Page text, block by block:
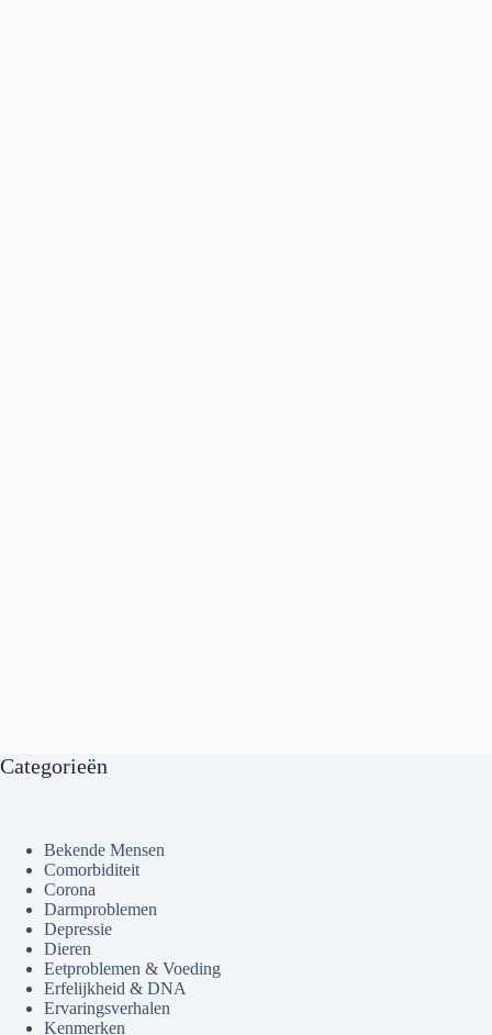
Categorieën
Bekende Mensen
Comorbiditeit
Corona
Darmproblemen
Depressie
Dieren
Eetproblemen & Voeding
Erfelijkheid & DNA
Ervaringsverhalen
Kenmerken